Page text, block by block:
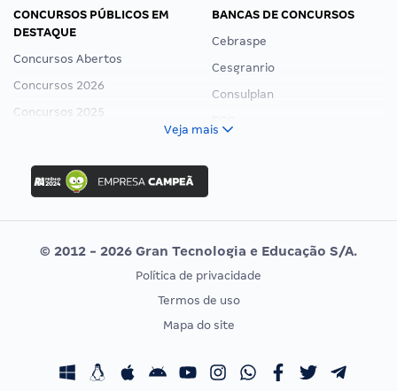
CONCURSOS PÚBLICOS EM
DESTAQUE
Concursos Abertos
Concursos 2026
Concursos 2025
Concurso Ibama
Concurso MPU
Editais publicados
BANCAS DE CONCURSOS
Cebraspe
Cesgranrio
Consulplan
Vunesp
CONCURSOS POR PROFISSÃO
Concursos Fiscais
EXAME DE ORDEM
Calendário OAB
Veja mais
© 2012 - 2026 Gran Tecnologia e Educação S/A.
Política de privacidade
Termos de uso
Mapa do site